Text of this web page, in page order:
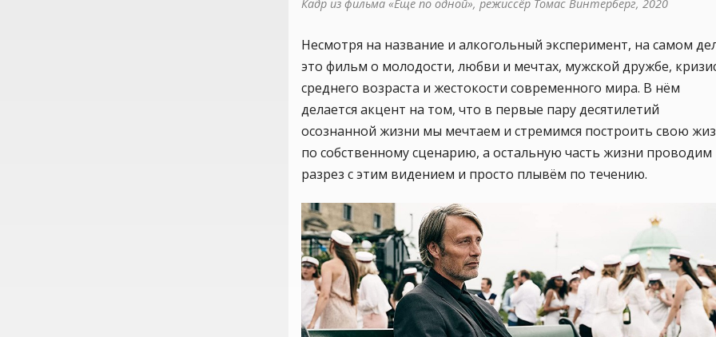
Кадр из фильма «Еще по одной», режиссёр Томас Винтерберг, 2020
Несмотря на название и алкогольный эксперимент, на самом
это фильм о молодости, любви и мечтах, мужской дружбе,
среднего возраста и жестокости современного мира. В нём
делается акцент на том, что в первые пару десятилетий
осознанной жизни мы мечтаем и стремимся построить свою
по собственному сценарию, а остальную часть жизни проводим
разрез с этим видением и просто плывём по течению.